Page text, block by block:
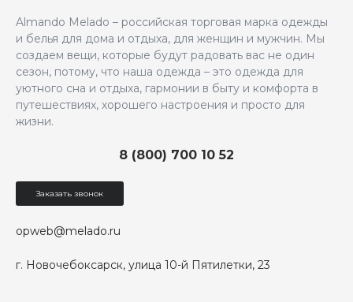
Almando Melado – российская торговая марка одежды
и белья для дома и отдыха, для женщин и мужчин. Мы
создаем вещи, которые будут радовать вас не один
сезон, потому, что наша одежда – это одежда для
уютного сна и отдыха, гармонии в быту и комфорта в
путешествиях, хорошего настроения и просто для
жизни.
г. Новочебоксарск, улица 10-й Пятилетки, 23
8 (800) 700 10 52
opweb@melado.ru
Заказать звонок